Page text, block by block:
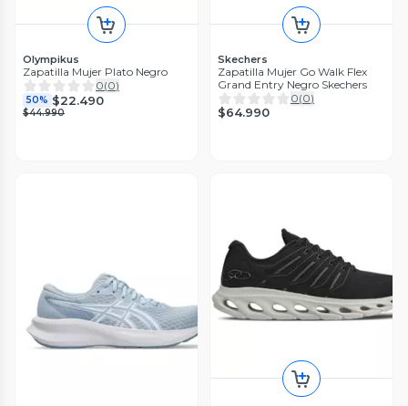
Olympikus
Zapatilla Mujer Plato Negro
0(0)
50% $22.490
$44.990
Skechers
Zapatilla Mujer Go Walk Flex
Grand Entry Negro Skechers
0(0)
$64.990